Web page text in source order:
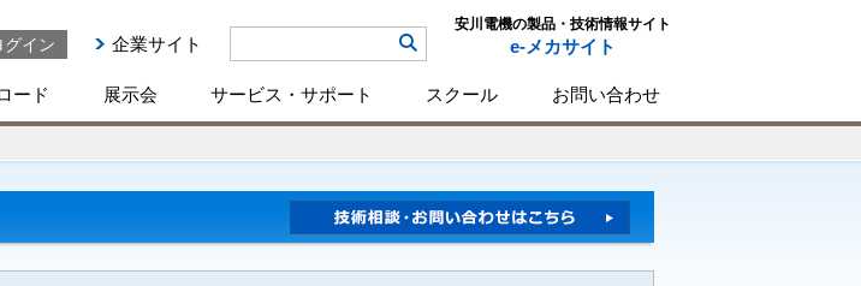
グイン 企業サイト
安川電機の製品・技術情報サイト
e-メカサイト
ード 展示会 サービス・サポート スクール お問い合わせ